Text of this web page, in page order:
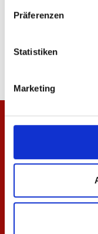
Präferenzen
Statistiken
Marketing
19,95 €